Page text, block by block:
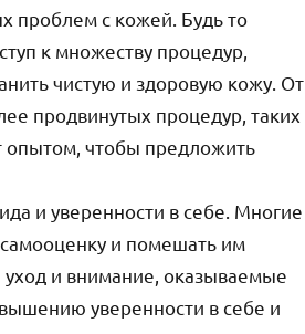
проблем с кожей. Будь то
к множеству процедур,
чистую и здоровую кожу. От
продвинутых процедур, таких
опытом, чтобы предложить
и уверенности в себе. Многие
и помешать им
уход и внимание, оказываемые
уверенности в себе и